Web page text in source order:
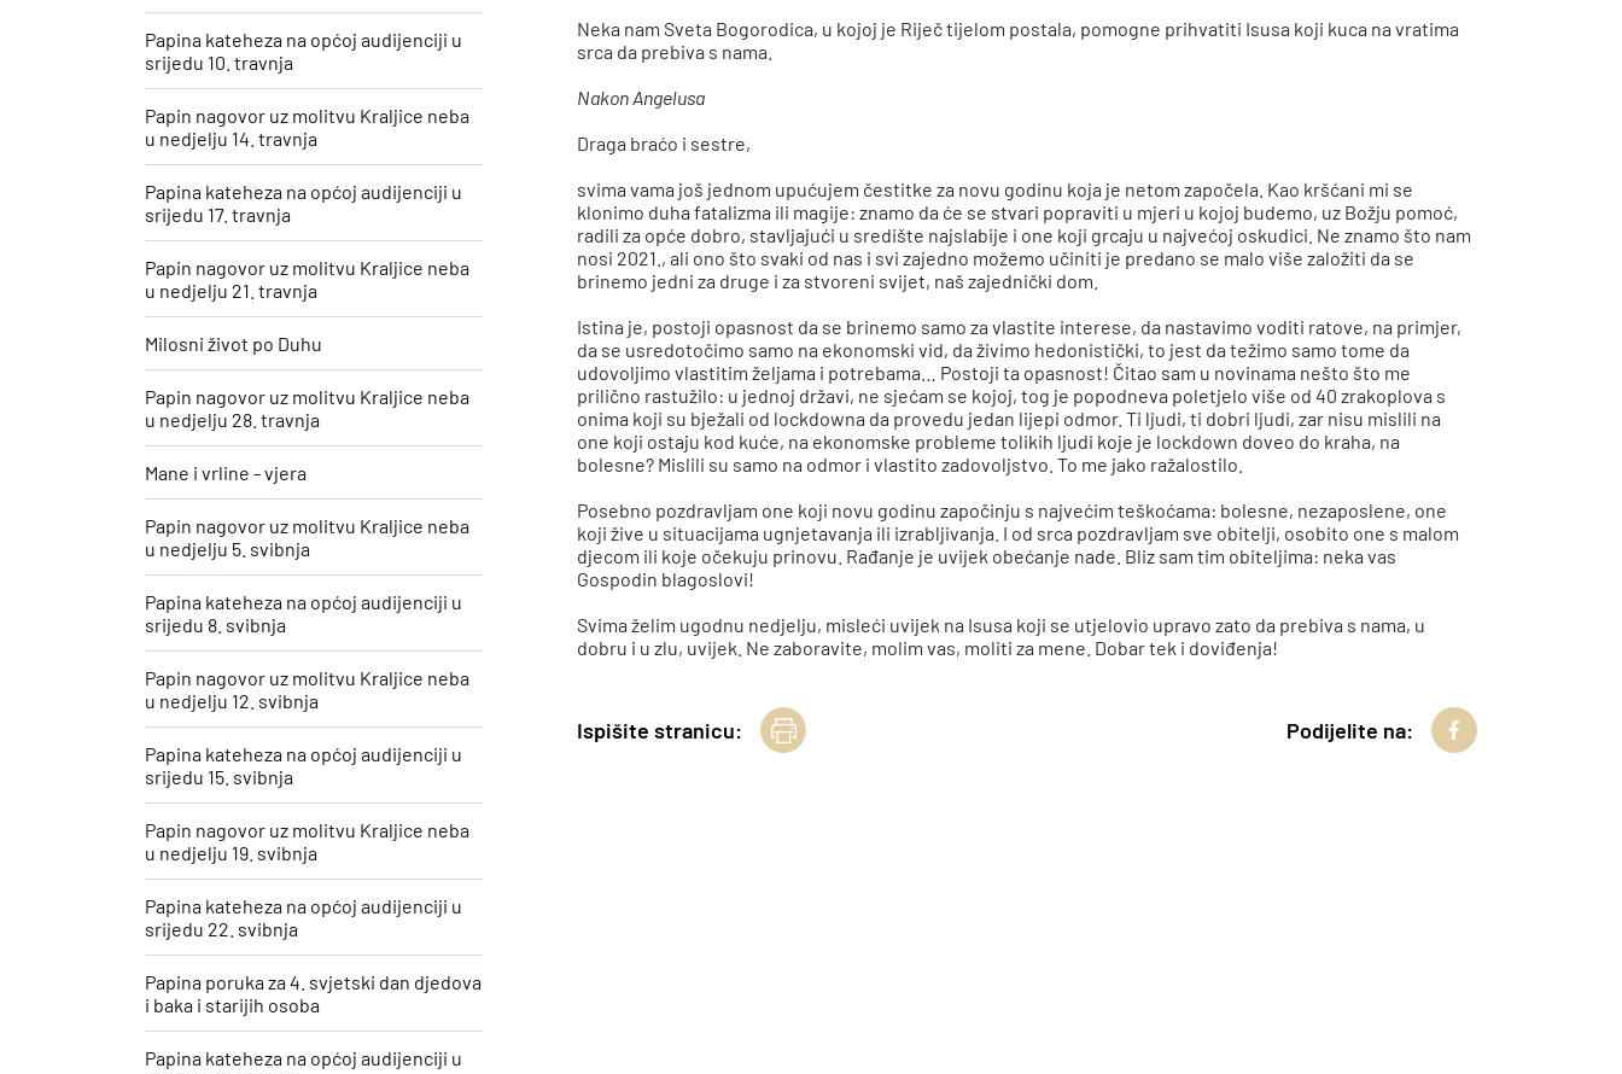
Papina kateheza na općoj audijenciji u
srijedu 10. travnja
Papin nagovor uz molitvu Kraljice neba
u nedjelju 14. travnja
Papina kateheza na općoj audijenciji u
srijedu 17. travnja
Papin nagovor uz molitvu Kraljice neba
u nedjelju 21. travnja
Milosni život po Duhu
Papin nagovor uz molitvu Kraljice neba
u nedjelju 28. travnja
Mane i vrline - vjera
Papin nagovor uz molitvu Kraljice neba
u nedjelju 5. svibnja
Papina kateheza na općoj audijenciji u
srijedu 8. svibnja
Papin nagovor uz molitvu Kraljice neba
u nedjelju 12. svibnja
Papina kateheza na općoj audijenciji u
srijedu 15. svibnja
Papin nagovor uz molitvu Kraljice neba
u nedjelju 19. svibnja
Papina kateheza na općoj audijenciji u
srijedu 22. svibnja
Papina poruka za 4. svjetski dan djedova
i baka i starijih osoba
Papina kateheza na općoj audijenciji u
Neka nam Sveta Bogorodica, u kojoj je Riječ tijelom postala, pomogne prihvatiti Isusa koji kuca na vratima
srca da prebiva s nama.
Nakon Angelusa
Draga braćo i sestre,
svima vama još jednom upućujem čestitke za novu godinu koja je netom započela. Kao kršćani mi se
klonimo duha fatalizma ili magije: znamo da će se stvari popraviti u mjeri u kojoj budemo, uz Božju pomoć,
radili za opće dobro, stavljajući u središte najslabije i one koji grcaju u najvećoj oskudici. Ne znamo što nam
nosi 2021., ali ono što svaki od nas i svi zajedno možemo učiniti je predano se malo više založiti da se
brinemo jedni za druge i za stvoreni svijet, naš zajednički dom.
Istina je, postoji opasnost da se brinemo samo za vlastite interese, da nastavimo voditi ratove, na primjer,
da se usredotočimo samo na ekonomski vid, da živimo hedonistički, to jest da težimo samo tome da
udovoljimo vlastitim željama i potrebama… Postoji ta opasnost! Čitao sam u novinama nešto što me
prilično rastužilo: u jednoj državi, ne sjećam se kojoj, tog je popodneva poletjelo više od 40 zrakoplova s
onima koji su bježali od lockdowna da provedu jedan lijepi odmor. Ti ljudi, ti dobri ljudi, zar nisu mislili na
one koji ostaju kod kuće, na ekonomske probleme tolikih ljudi koje je lockdown doveo do kraha, na
bolesne? Mislili su samo na odmor i vlastito zadovoljstvo. To me jako ražalostilo.
Posebno pozdravljam one koji novu godinu započinju s najvećim teškoćama: bolesne, nezaposlene, one
koji žive u situacijama ugnjetavanja ili izrabljivanja. I od srca pozdravljam sve obitelji, osobito one s malom
djecom ili koje očekuju prinovu. Rađanje je uvijek obećanje nade. Bliz sam tim obiteljima: neka vas
Gospodin blagoslovi!
Svima želim ugodnu nedjelju, misleći uvijek na Isusa koji se utjelovio upravo zato da prebiva s nama, u
dobru i u zlu, uvijek. Ne zaboravite, molim vas, moliti za mene. Dobar tek i doviđenja!
Ispišite stranicu: Podijelite na: